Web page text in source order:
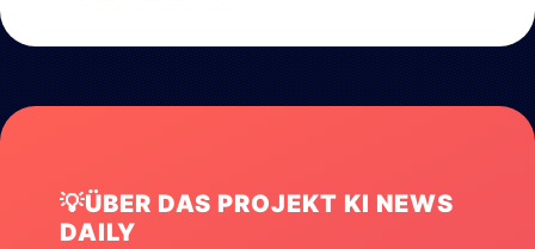
💡ÜBER DAS PROJEKT KI NEWS
DAILY